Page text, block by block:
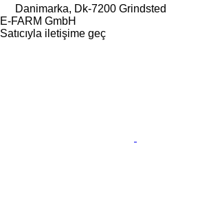
Danimarka, Dk-7200 Grindsted
E-FARM GmbH
Satıcıyla iletişime geç